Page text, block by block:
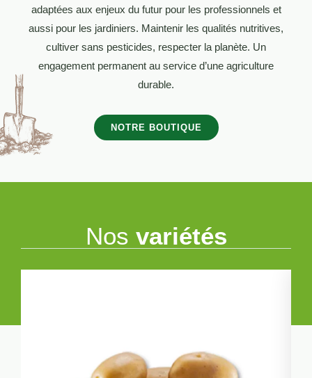
adaptées aux enjeux du futur pour les professionnels et
aussi pour les jardiniers. Maintenir les qualités nutritives,
cultiver sans pesticides, respecter la planète. Un
engagement permanent au service d’une agriculture
durable.
NOTRE BOUTIQUE
Nos variétés